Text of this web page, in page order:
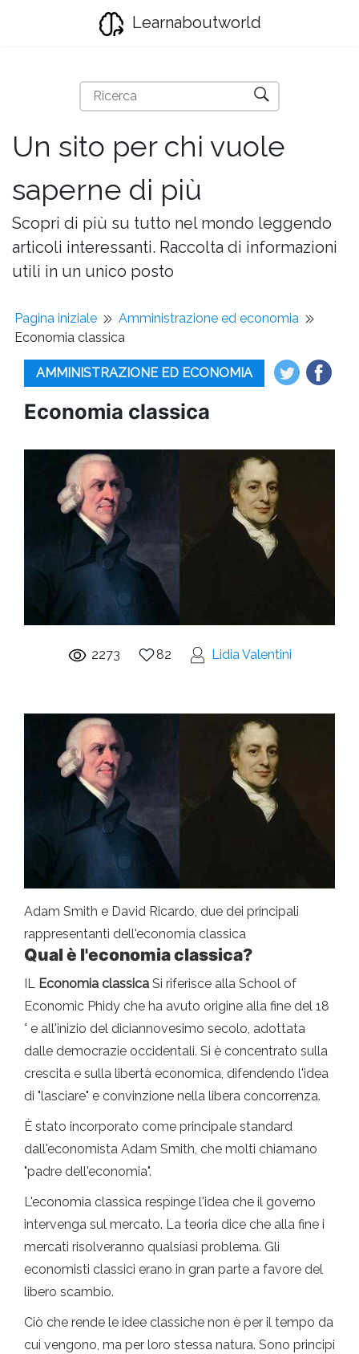
Learnaboutworld
Un sito per chi vuole
saperne di più
Scopri di più su tutto nel mondo leggendo
articoli interessanti. Raccolta di informazioni
utili in un unico posto
Pagina iniziale
Amministrazione ed economia
Economia classica
AMMINISTRAZIONE ED ECONOMIA
Economia classica
2273 82 Lidia Valentini
Adam Smith e David Ricardo, due dei principali
rappresentanti dell'economia classica
Qual è l'economia classica?
IL Economia classica Si riferisce alla School of
Economic Phidy che ha avuto origine alla fine del 18
° e all'inizio del diciannovesimo secolo, adottata
dalle democrazie occidentali. Si è concentrato sulla
crescita e sulla libertà economica, difendendo l'idea
di "lasciare" e convinzione nella libera concorrenza.
È stato incorporato come principale standard
dall'economista Adam Smith, che molti chiamano
"padre dell'economia".
L'economia classica respinge l'idea che il governo
intervenga sul mercato. La teoria dice che alla fine i
mercati risolveranno qualsiasi problema. Gli
economisti classici erano in gran parte a favore del
libero scambio.
Ciò che rende le idee classiche non è per il tempo da
cui vengono, ma per loro stessa natura. Sono principi